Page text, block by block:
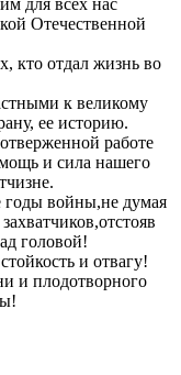
Отечественной
кто отдал жизнь во
к великому
ее историю.
работе
и сила нашего
войны,не думая
головой!
и отвагу!
и плодотворного